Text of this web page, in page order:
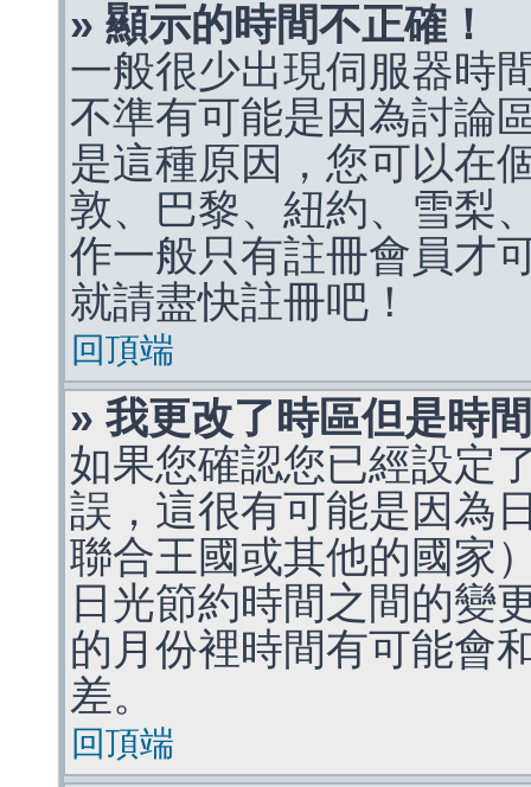
» 顯示的時間不正確！
一般很少出現伺服器時
不準有可能是因為討論
是這種原因，您可以在
敦、巴黎、紐約、雪梨
作一般只有註冊會員才
就請盡快註冊吧！
回頂端
» 我更改了時區但是時
如果您確認您已經設定
誤，這很有可能是因為
聯合王國或其他的國家
日光節約時間之間的變
的月份裡時間有可能會
差。
回頂端